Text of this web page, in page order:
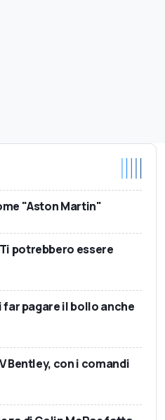
"Aston Martin"
potrebbero essere
pagare il bollo anche
Bentley, con i comandi